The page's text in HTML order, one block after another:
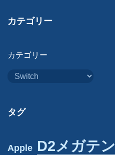
カテゴリー
カテゴリー
タグ
Apple D2メガテン